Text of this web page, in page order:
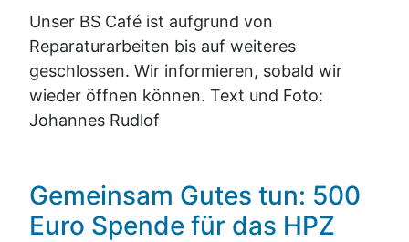
Unser BS Café ist aufgrund von
Reparaturarbeiten bis auf weiteres
geschlossen. Wir informieren, sobald wir
wieder öffnen können. Text und Foto:
Johannes Rudlof
Gemeinsam Gutes tun: 500
Euro Spende für das HPZ